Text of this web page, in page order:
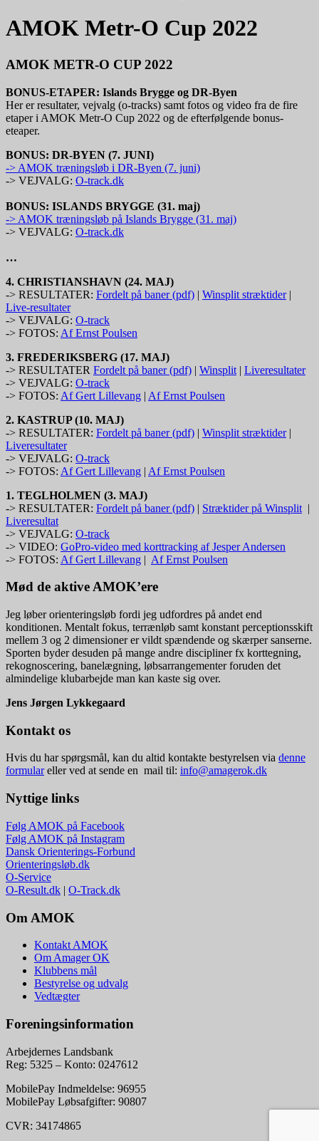
AMOK Metr-O Cup 2022
AMOK METR-O CUP 2022
BONUS-ETAPER: Islands Brygge og DR-Byen
Her er resultater, vejvalg (o-tracks) samt fotos og video fra de fire
etaper i AMOK Metr-O Cup 2022 og de efterfølgende bonus-
eteaper.
BONUS: DR-BYEN (7. JUNI)
-> AMOK træningsløb i DR-Byen (7. juni)
-> VEJVALG: O-track.dk
BONUS: ISLANDS BRYGGE (31. maj)
-> AMOK træningsløb på Islands Brygge (31. maj)
-> VEJVALG: O-track.dk
…
4. CHRISTIANSHAVN (24. MAJ)
-> RESULTATER: Fordelt på baner (pdf) | Winsplit stræktider|
Live-resultater
-> VEJVALG: O-track
-> FOTOS: Af Ernst Poulsen
3. FREDERIKSBERG (17. MAJ)
-> RESULTATER Fordelt på baner (pdf) | Winsplit | Liveresultater
-> VEJVALG: O-track
-> FOTOS: Af Gert Lillevang | Af Ernst Poulsen
2. KASTRUP (10. MAJ)
-> RESULTATER: Fordelt på baner (pdf) | Winsplit stræktider|
Liveresultater
-> VEJVALG: O-track
-> FOTOS: Af Gert Lillevang | Af Ernst Poulsen
1. TEGLHOLMEN (3. MAJ)
-> RESULTATER: Fordelt på baner (pdf) | Stræktider på Winsplit |
Liveresultat
-> VEJVALG: O-track
-> VIDEO: GoPro-video med korttracking af Jesper Andersen
-> FOTOS: Af Gert Lillevang | Af Ernst Poulsen
Mød de aktive AMOK’ere
Jeg løber orienteringsløb fordi jeg udfordres på andet end
konditionen. Mentalt fokus, terrænløb samt konstant perceptionsskift
mellem 3 og 2 dimensioner er vildt spændende og skærper sanserne.
Sporten byder desuden på mange andre discipliner fx korttegning,
rekognoscering, banelægning, løbsarrangementer foruden det
almindelige klubarbejde man kan kaste sig over.
Jens Jørgen Lykkegaard
Kontakt os
Hvis du har spørgsmål, kan du altid kontakte bestyrelsen via denne
formulareller ved at sende en mail til: info@amagerok.dk
Nyttige links
Følg AMOK på Facebook
Følg AMOK på Instagram
Dansk Orienterings-Forbund
Orienteringsløb.dk
O-Service
O-Result.dk | O-Track.dk
Om AMOK
Kontakt AMOK
Om Amager OK
Klubbens mål
Bestyrelse og udvalg
Vedtægter
Foreningsinformation
Arbejdernes Landsbank
Reg: 5325 – Konto: 0247612
MobilePay Indmeldelse: 96955
MobilePay Løbsafgifter: 90807
CVR: 34174865